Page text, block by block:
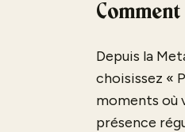
Depuis la
choisissez «
moments où
présence